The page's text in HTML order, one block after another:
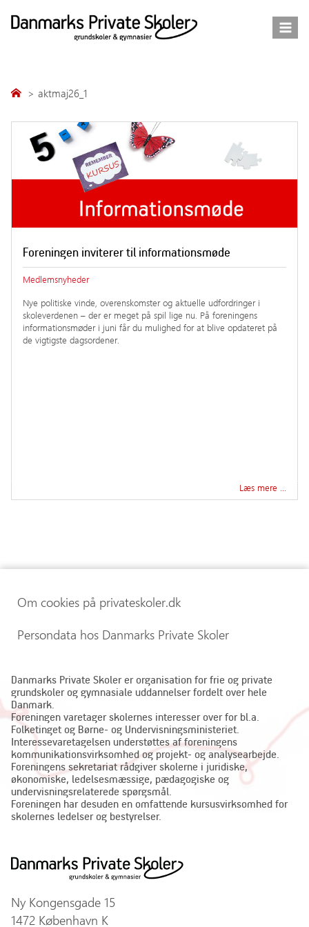
aktmaj26_1
Foreningen inviterer til informationsmøde
Medlemsnyheder
Nye politiske vinde, overenskomster og aktuelle udfordringer i
skoleverdenen – der er meget på spil lige nu. På foreningens
informationsmøder i juni får du mulighed for at blive opdateret på
de vigtigste dagsordener.
Læs mere …
Om cookies på privateskoler.dk
Persondata hos Danmarks Private Skoler
Danmarks Private Skoler er organisation for frie og private
grundskoler og gymnasiale uddannelser fordelt over hele
Danmark.
Foreningen varetager skolernes interesser over for bl.a.
Folketinget og Børne- og Undervisningsministeriet.
Interessevaretagelsen understøttes af foreningens
kommunikationsvirksomhed og projekt- og analysearbejde.
Foreningens sekretariat rådgiver skolerne i juridiske,
økonomiske, ledelsesmæssige, pædagogiske og
undervisningsrelaterede spørgsmål.
Foreningen har desuden en omfattende kursusvirksomhed for
skolernes ledelser og bestyrelser.
Ny Kongensgade 15
1472 København K